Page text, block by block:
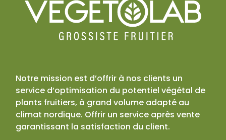
Notre mission est d’offrir à nos clients un
service d’optimisation du potentiel végétal de
plants fruitiers, à grand volume adapté au
climat nordique. Offrir un service après vente
garantissant la satisfaction du client.